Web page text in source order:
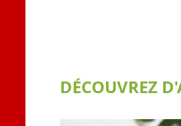
DÉCOUVREZ